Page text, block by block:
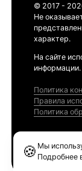
© 2017 -
Не
характер.
На сайте
информации.
Политика
Правила
Политика
🍪 Мы
Подробнее
Ethereum